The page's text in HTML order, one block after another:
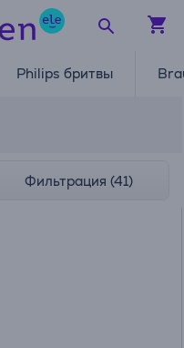
Philips бритвы
Фильтрация (41)